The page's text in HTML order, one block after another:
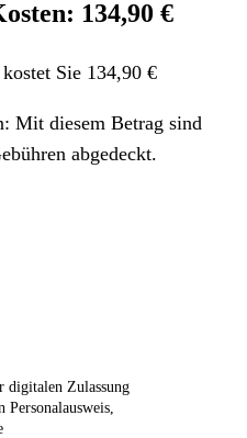
134,90 €
Sie 134,90 €
Mit diesem Betrag sind
abgedeckt.
digitalen Zulassung